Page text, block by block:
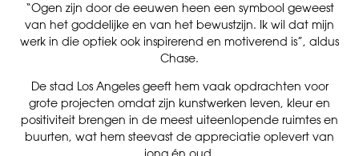
“Ogen zijn door de eeuwen heen een symbool geweest
van het goddelijke en van het bewustzijn. Ik wil dat mijn
werk in die optiek ook inspirerend en motiverend is”, aldus
Chase.
De stad Los Angeles geeft hem vaak opdrachten voor
grote projecten omdat zijn kunstwerken leven, kleur en
positiviteit brengen in de meest uiteenlopende ruimtes en
buurten, wat hem steevast de appreciatie oplevert van